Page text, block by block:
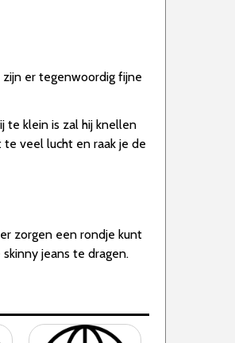
er tegenwoordig fijne
te klein is zal hij knellen
te veel lucht en raak je de
zorgen een rondje kunt
jeans te dragen.